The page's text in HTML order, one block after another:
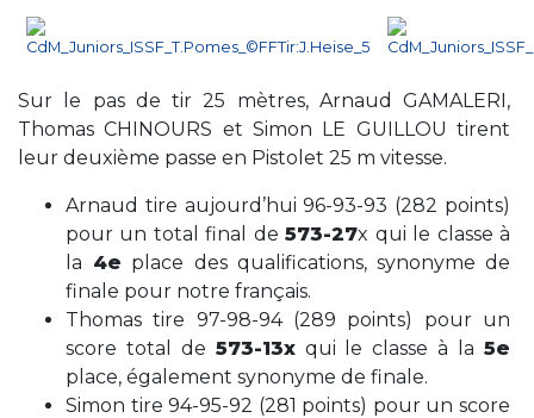
Sur le pas de tir 25 mètres, Arnaud GAMALERI,
Thomas CHINOURS et Simon LE GUILLOU tirent
leur deuxième passe en Pistolet 25 m vitesse.
Arnaud tire aujourd’hui 96-93-93 (282 points)
pour un total final de573-27x qui le classe à
la 4e place des qualifications, synonyme de
finale pour notre français.
Thomas tire 97-98-94 (289 points) pour un
score total de 573-13xqui le classe à la5e
place, également synonyme de finale.
Simon tire 94-95-92 (281 points) pour un score